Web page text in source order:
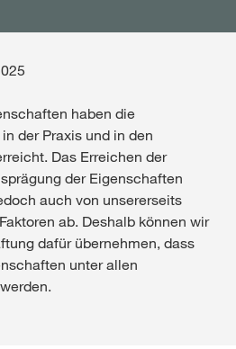
haben die
der Praxis und in den
Das Erreichen der
der Eigenschaften
auch von unsererseits
ab. Deshalb können wir
dafür übernehmen, dass
unter allen